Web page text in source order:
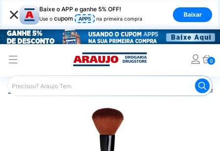
× Baixe o APP e ganhe 5% OFF!
Use o cupom APP5 na primeira compra
Baixar
0
Araujo Maquiagem